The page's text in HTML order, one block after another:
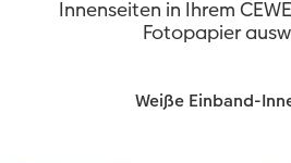
Innenseiten in Ihrem
Fotopapier